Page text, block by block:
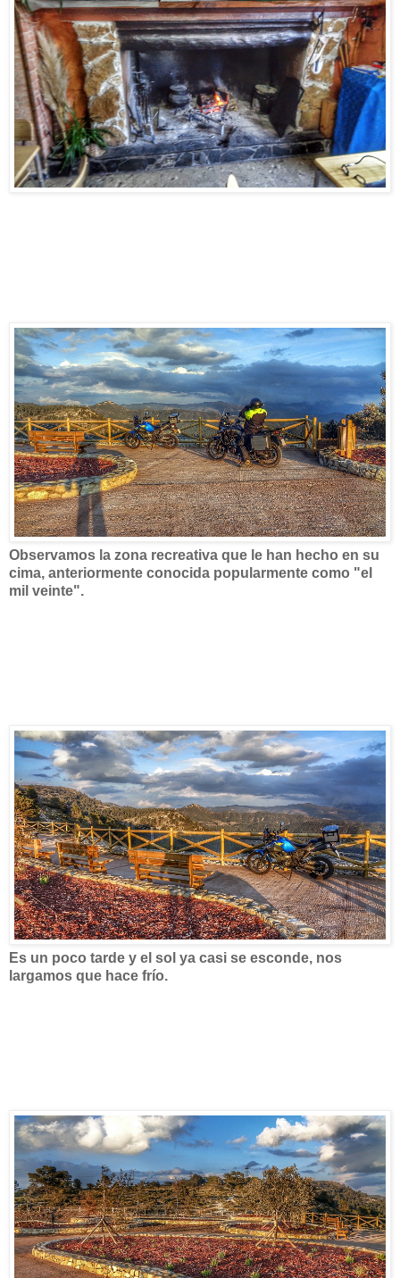
Observamos la zona recreativa que le han hecho en su
cima, anteriormente conocida popularmente como "el
mil veinte".
Es un poco tarde y el sol ya casi se esconde, nos
largamos que hace frío.